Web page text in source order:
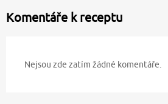
Komentáře k receptu
Nejsou zde zatím žádné komentáře.